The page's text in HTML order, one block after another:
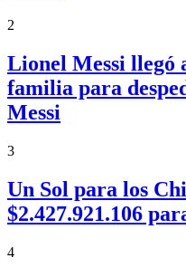
2
Lionel Messi llegó
familia para
Messi
3
Un Sol para los
$2.427.921.106
4